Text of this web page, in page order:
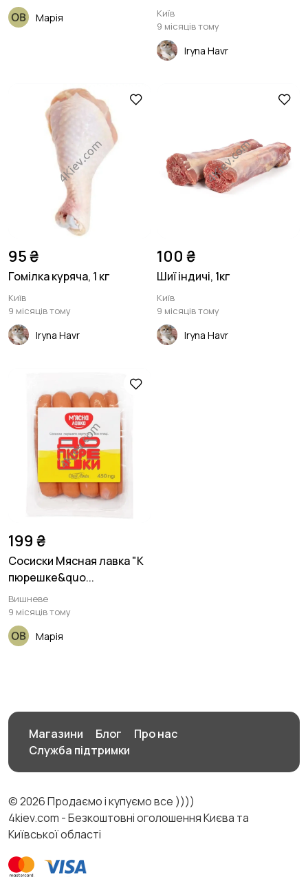
Марія
Київ
9 місяців тому
Iryna Havr
95 ₴
Гомілка куряча, 1 кг
Київ
9 місяців тому
Iryna Havr
100 ₴
Шиї індичі, 1кг
Київ
9 місяців тому
Iryna Havr
199 ₴
Сосиски Мясная лавка "К
пюрешке&quo...
Вишневе
9 місяців тому
Марія
Магазини Блог
Про нас
Служба підтримки
© 2026 Продаємо і купуємо все ))))
4kiev.com - Безкоштовні оголошення Києва та
Київської області